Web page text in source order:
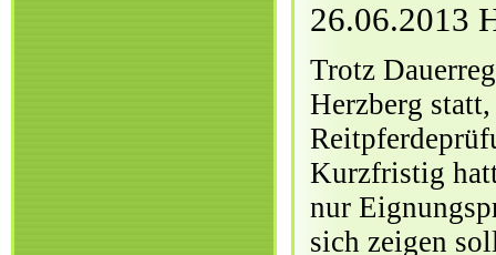
26.06.2013
Trotz
Herzberg
Kurzfristig
nur
sich zeigen